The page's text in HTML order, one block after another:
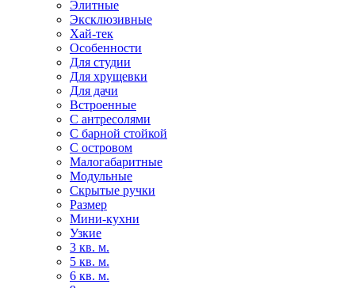
Элитные
Эксклюзивные
Хай-тек
Особенности
Для студии
Для хрущевки
Для дачи
Встроенные
С антресолями
С барной стойкой
С островом
Малогабаритные
Модульные
Скрытые ручки
Размер
Мини-кухни
Узкие
3 кв. м.
5 кв. м.
6 кв. м.